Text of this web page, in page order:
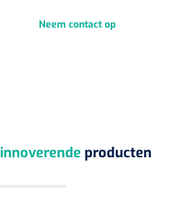
Neem contact op
innoverende producten